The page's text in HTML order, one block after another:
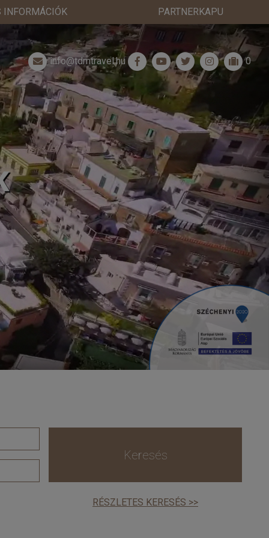
INFORMÁCIÓK PARTNERKAPU
info@tdmtravel.hu 0
Keresés
RÉSZLETES KERESÉS >>